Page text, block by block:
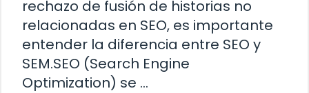
rechazo de fusión de historias no
relacionadas en SEO, es importante
entender la diferencia entre SEO y
SEM.SEO (Search Engine
Optimization) se …